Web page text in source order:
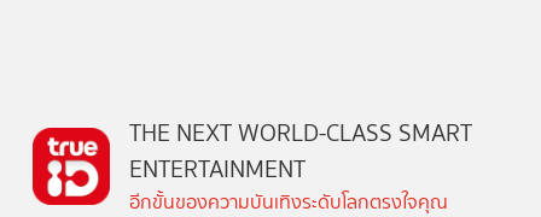
THE NEXT WORLD-CLASS SMART
ENTERTAINMENT
อีกขั้นของความบันเทิงระดับโลกตรงใจคุณ